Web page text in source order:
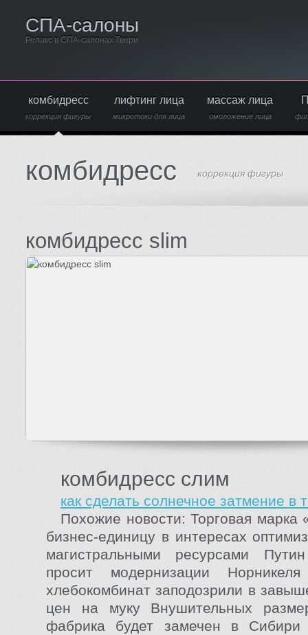
СПА-салоны
Релакс в СПА-салонах Твери
комбидресс
коррекция фигуры
лифтинг лица
микротоки для лица
массаж лица
омоложение лица
комбидресс коррекция фигуры
комбидресс slim
комбидресс слим
как сделать солнечное затмение в
Похожие новости: Торговая
бизнес-единицу в интересах
магистральными ресурсами
просит модернизации Норникеля
хлебокомбинат заподозрили в
цен на муку Внушительных
фабрика будет замечен в